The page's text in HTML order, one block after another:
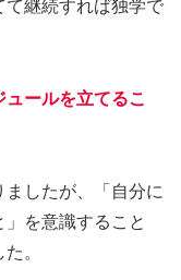
て継続すれば独学で
ュールを立てるこ
したが、「自分に
を意識すること
。